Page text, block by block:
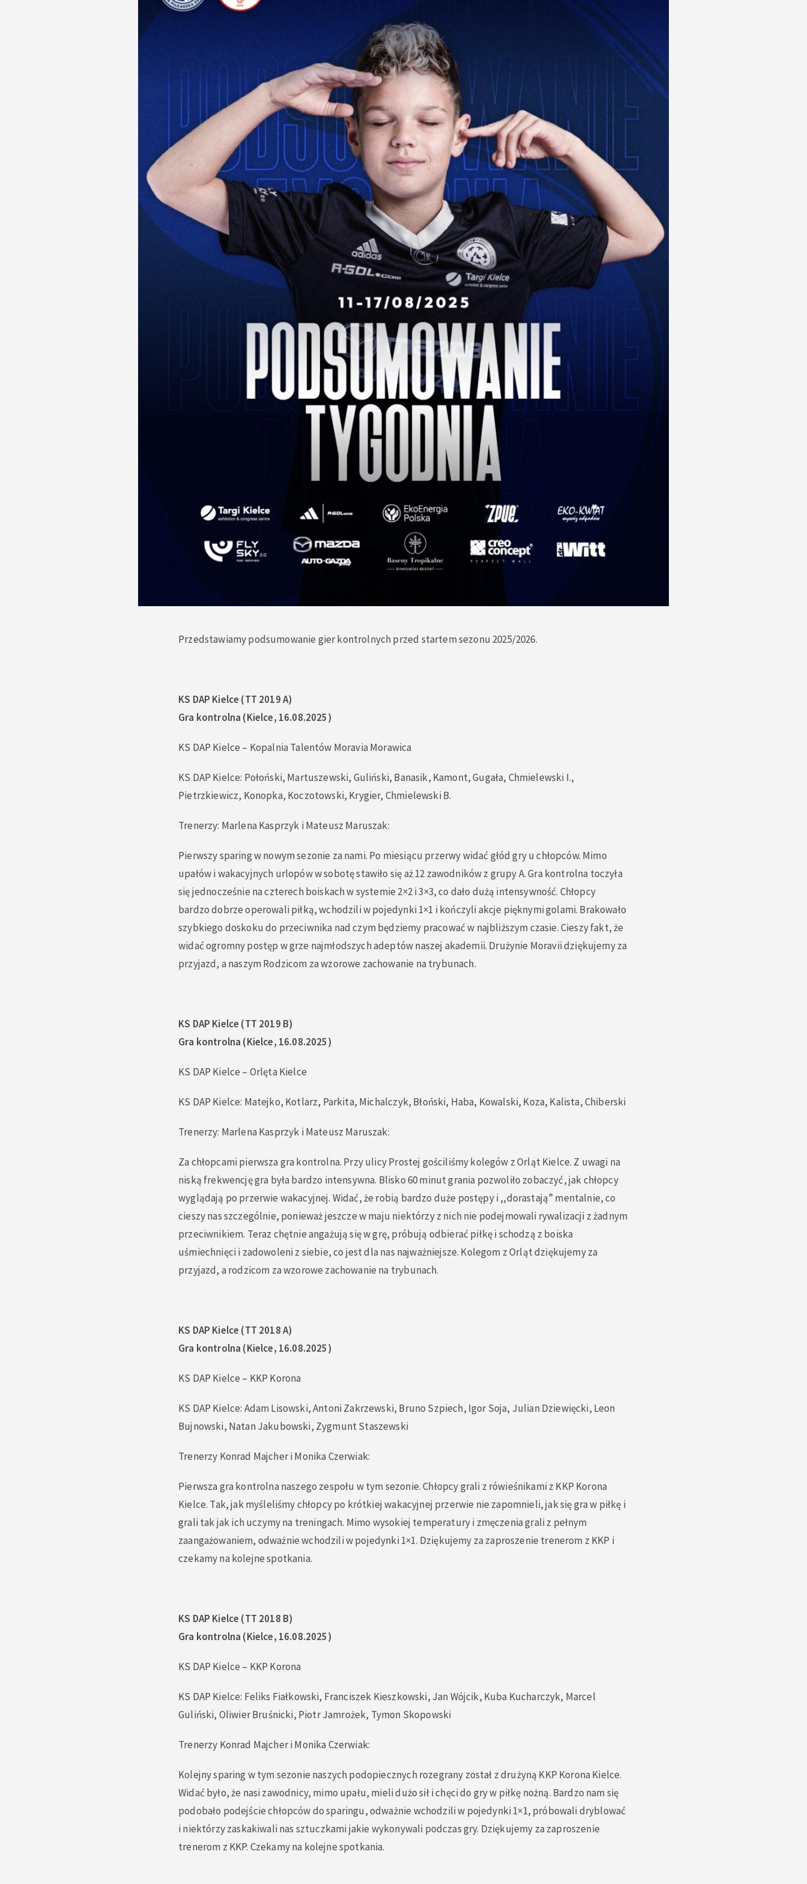
Przedstawiamy podsumowanie gier kontrolnych przed startem sezonu 2025/2026.
KS DAP Kielce (TT 2019 A)
Gra kontrolna (Kielce, 16.08.2025)
KS DAP Kielce – Kopalnia Talentów Moravia Morawica
KS DAP Kielce: Połoński, Martuszewski, Guliński, Banasik, Kamont, Gugała, Chmielewski I.,
Pietrzkiewicz, Konopka, Koczotowski, Krygier, Chmielewski B.
Trenerzy: Marlena Kasprzyk i Mateusz Maruszak:
Pierwszy sparing w nowym sezonie za nami. Po miesiącu przerwy widać głód gry u chłopców. Mimo
upałów i wakacyjnych urlopów w sobotę stawiło się aż 12 zawodników z grupy A. Gra kontrolna toczyła
się jednocześnie na czterech boiskach w systemie 2×2 i 3×3, co dało dużą intensywność. Chłopcy
bardzo dobrze operowali piłką, wchodzili w pojedynki 1×1 i kończyli akcje pięknymi golami. Brakowało
szybkiego doskoku do przeciwnika nad czym będziemy pracować w najbliższym czasie. Cieszy fakt, że
widać ogromny postęp w grze najmłodszych adeptów naszej akademii. Drużynie Moravii dziękujemy za
przyjazd, a naszym Rodzicom za wzorowe zachowanie na trybunach.
KS DAP Kielce (TT 2019 B)
Gra kontrolna (Kielce, 16.08.2025)
KS DAP Kielce – Orlęta Kielce
KS DAP Kielce: Matejko, Kotlarz, Parkita, Michalczyk, Błoński, Haba, Kowalski, Koza, Kalista, Chiberski
Trenerzy: Marlena Kasprzyk i Mateusz Maruszak:
Za chłopcami pierwsza gra kontrolna. Przy ulicy Prostej gościliśmy kolegów z Orląt Kielce. Z uwagi na
niską frekwencję gra była bardzo intensywna. Blisko 60 minut grania pozwoliło zobaczyć, jak chłopcy
wyglądają po przerwie wakacyjnej. Widać, że robią bardzo duże postępy i ,,dorastają” mentalnie, co
cieszy nas szczególnie, ponieważ jeszcze w maju niektórzy z nich nie podejmowali rywalizacji z żadnym
przeciwnikiem. Teraz chętnie angażują się w grę, próbują odbierać piłkę i schodzą z boiska
uśmiechnięci i zadowoleni z siebie, co jest dla nas najważniejsze. Kolegom z Orląt dziękujemy za
przyjazd, a rodzicom za wzorowe zachowanie na trybunach.
KS DAP Kielce (TT 2018 A)
Gra kontrolna (Kielce, 16.08.2025)
KS DAP Kielce – KKP Korona
KS DAP Kielce: Adam Lisowski, Antoni Zakrzewski, Bruno Szpiech, Igor Soja, Julian Dziewięcki, Leon
Bujnowski, Natan Jakubowski, Zygmunt Staszewski
Trenerzy Konrad Majcher i Monika Czerwiak:
Pierwsza gra kontrolna naszego zespołu w tym sezonie. Chłopcy grali z rówieśnikami z KKP Korona
Kielce. Tak, jak myśleliśmy chłopcy po krótkiej wakacyjnej przerwie nie zapomnieli, jak się gra w piłkę i
grali tak jak ich uczymy na treningach. Mimo wysokiej temperatury i zmęczenia grali z pełnym
zaangażowaniem, odważnie wchodzili w pojedynki 1×1. Dziękujemy za zaproszenie trenerom z KKP i
czekamy na kolejne spotkania.
KS DAP Kielce (TT 2018 B)
Gra kontrolna (Kielce, 16.08.2025)
KS DAP Kielce – KKP Korona
KS DAP Kielce: Feliks Fiałkowski, Franciszek Kieszkowski, Jan Wójcik, Kuba Kucharczyk, Marcel
Guliński, Oliwier Bruśnicki, Piotr Jamrożek, Tymon Skopowski
Trenerzy Konrad Majcher i Monika Czerwiak:
Kolejny sparing w tym sezonie naszych podopiecznych rozegrany został z drużyną KKP Korona Kielce.
Widać było, że nasi zawodnicy, mimo upału, mieli dużo sił i chęci do gry w piłkę nożną. Bardzo nam się
podobało podejście chłopców do sparingu, odważnie wchodzili w pojedynki 1×1, próbowali dryblować
i niektórzy zaskakiwali nas sztuczkami jakie wykonywali podczas gry. Dziękujemy za zaproszenie
trenerom z KKP. Czekamy na kolejne spotkania.